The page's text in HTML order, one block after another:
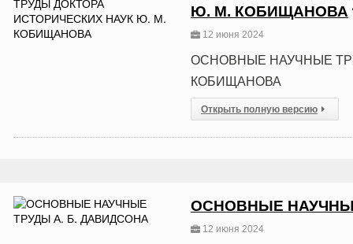
Ю. М. КОБИЩАНОВА
12 июня 2024
ОСНОВНЫЕ НАУЧНЫЕ
КОБИЩАНОВА
Открыть полную версию
ОСНОВНЫЕ
12 июня 2024